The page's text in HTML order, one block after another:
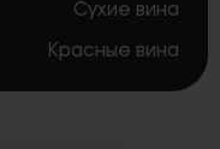
Сухие вина
Красные вина